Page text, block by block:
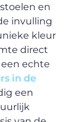
en
invulling
kleur
direct
echte
in de
een